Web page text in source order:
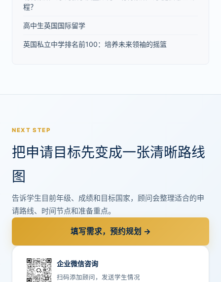
程？
高中生英国国际留学
英国私立中学排名前100：培养未来领袖的摇篮
NEXT STEP
把申请目标先变成一张清晰路线
图
告诉学生目前年级、成绩和目标国家，顾问会整理适合的申
请路线、时间节点和准备重点。
填写需求，预约规划 →
企业微信咨询
扫码添加顾问，发送学生情况